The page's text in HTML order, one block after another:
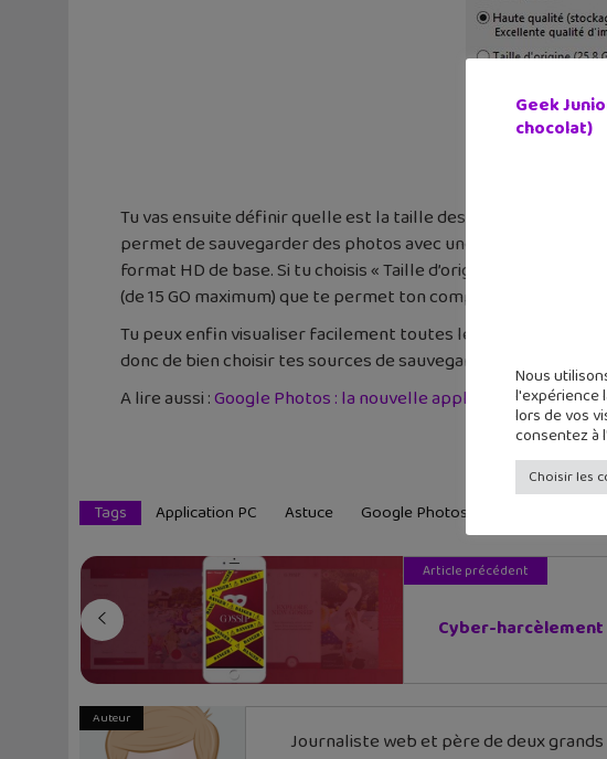
Tu vas ensuite définir quelle est la taille des photos que tu
permet de sauvegarder des photos avec une résolution
format HD de base. Si tu choisis « Taille d’origine », tu vas
(de 15 GO maximum) que te permet ton compte Google.
Tu peux enfin visualiser facilement toutes les photos sur
donc de bien choisir tes sources de sauvegarde pour que
A lire aussi :Google Photos : la nouvelle appli pour stocker
Tags Application PC Astuce Google Photos
Article précédent
Cyber-harcèlement
Auteur
Journaliste web et père de deux
Geek
chocolat)
Nous
l'expérience
lors de vos
consentez à
Choisir les